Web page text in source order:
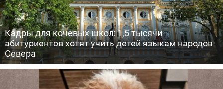
Кадры для кочевых школ: 1,5 тысячи
абитуриентов хотят учить детей языкам народов
Севера